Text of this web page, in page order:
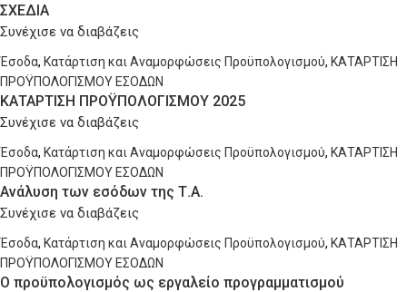
ΣΧΕΔΙΑ
Συνέχισε να διαβάζεις
Έσοδα, Κατάρτιση και Αναμορφώσεις Προϋπολογισμού, ΚΑΤΑΡΤΙΣΗ
ΠΡΟΫΠΟΛΟΓΙΣΜΟΥ ΕΣΟΔΩΝ
ΚΑΤΑΡΤΙΣΗ ΠΡΟΫΠΟΛΟΓΙΣΜΟΥ 2025
Συνέχισε να διαβάζεις
Έσοδα, Κατάρτιση και Αναμορφώσεις Προϋπολογισμού, ΚΑΤΑΡΤΙΣΗ
ΠΡΟΫΠΟΛΟΓΙΣΜΟΥ ΕΣΟΔΩΝ
Ανάλυση των εσόδων της Τ.Α.
Συνέχισε να διαβάζεις
Έσοδα, Κατάρτιση και Αναμορφώσεις Προϋπολογισμού, ΚΑΤΑΡΤΙΣΗ
ΠΡΟΫΠΟΛΟΓΙΣΜΟΥ ΕΣΟΔΩΝ
Ο προϋπολογισμός ως εργαλείο προγραμματισμού